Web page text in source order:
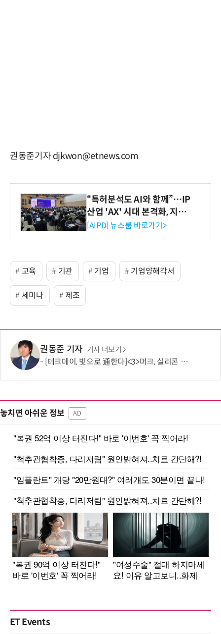
권동준기자 djkwon@etnews.com
“특허분석도 AI와 함께”…IP
산업 'AX' 시대 본격화, 지식
재산처 1호 AI IP데이터분석
[AIPD] 뉴스룸 바로가기>
교육 기관 기업 기업양해각서
세미나 제조
권동준 기자 기사 더보기
[테크데이, 빛으로 通한다]<3>머크, 실리콘 포토닉스 공략 개시…'신성장 동력 확보'
놓치면 아쉬운 정보 AD
ET Events